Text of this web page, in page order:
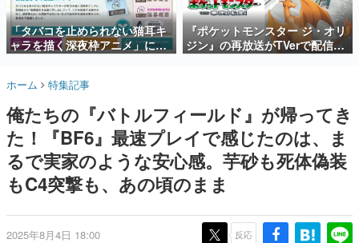
殿堂入り記事
SNS拡散数が数千以上！ ページビュー数万以上！ などな
ど。多くの人々に読まれた、電ファミ渾身の“殿堂入り”記
事をまとめました。
名作ゲームクリエイターの方々に製作時のエピソードをお
きます。
赫本
この物語を解いてはいけない。『赫本』は、〈試験問題〉
の形をした短編ホラー小説集です。
これからのデジタルゲーム市場を担う若きクリエイター達
の姿を追い、彼らのルーツと情熱を探っていきます。
「タバコを止められない猫耳キ
ャラを描く深夜枠アニメ」に視
聴者の一部から批判意見。違法
て、BPOが議論を交わす
『ポケットモンスター ジ・オリ
ジン』の再放送がTVerで配信
中！レッド（CV：竹内順子）が
ホーム 特集記事
俺たちの『バトルフィールド』が帰ってき
た！『BF6』最速プレイで感じたのは、ま
るで実家のような安心感。芋砂も死体偽装
もC4突撃も、あの頃のまま
2025年8月4日 18:00 反応